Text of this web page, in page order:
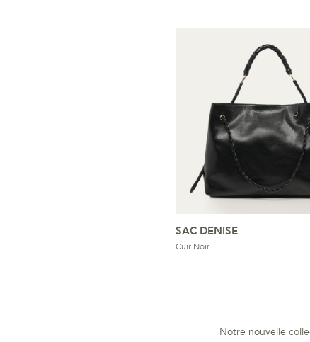
SAC DENISE
Cuir Noir
Notre nouvelle